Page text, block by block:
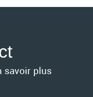
savoir plus